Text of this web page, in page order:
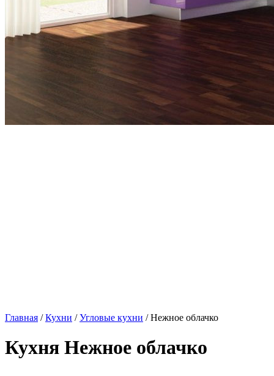
Главная /Кухни /Угловые кухни / Нежное облачко
Кухня Нежное облачко